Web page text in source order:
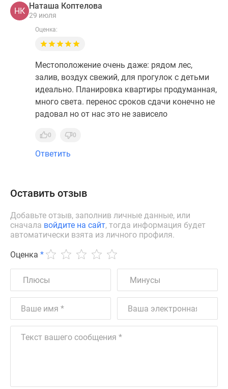
НК
Наташа Коптелова
29 июля
Оценка:
Местоположение очень даже: рядом лес,
залив, воздух свежий, для прогулок с детьми
идеально. Планировка квартиры продуманная,
много света. перенос сроков сдачи конечно не
радовал но от нас это не зависело
0 0
Ответить
Оставить отзыв
Добавьте отзыв, заполнив личные данные, или
сначала войдите на сайт, тогда информация будет
автоматически взята из личного профиля.
Оценка *